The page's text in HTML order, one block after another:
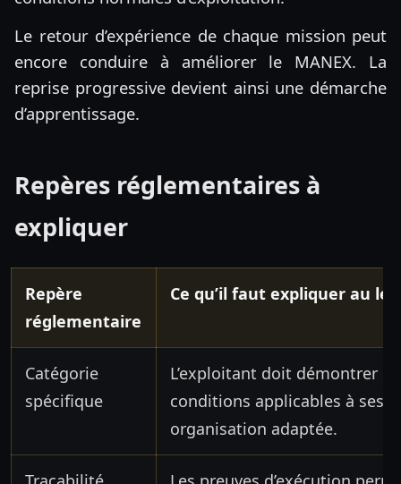
Le retour d’expérience de chaque mission peut
encore conduire à améliorer le MANEX. La
reprise progressive devient ainsi une démarche
d’apprentissage.
Repères réglementaires à
expliquer
Repère
réglementaire
Ce qu’il faut expliquer au
Catégorie
spécifique
L’exploitant doit démontrer
conditions applicables à ses
organisation adaptée.